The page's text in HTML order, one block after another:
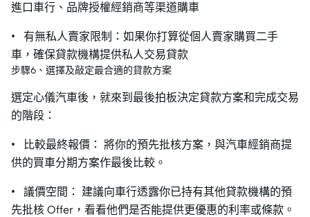
進口車行、品牌授權經銷商等渠道購車
• 有無私人賣家限制：如果你打算從個人賣家購買二手
車，確保貸款機構提供私人交易貸款
步驟6、選擇及敲定最合適的貸款方案
選定心儀汽車後，就來到最後拍板決定貸款方案和完成交易
的階段：
• 比較最終報價： 將你的預先批核方案，與汽車經銷商提
供的買車分期方案作最後比較。
• 議價空間： 建議向車行透露你已持有其他貸款機構的預
先批核 Offer，看看他們是否能提供更優惠的利率或條款。